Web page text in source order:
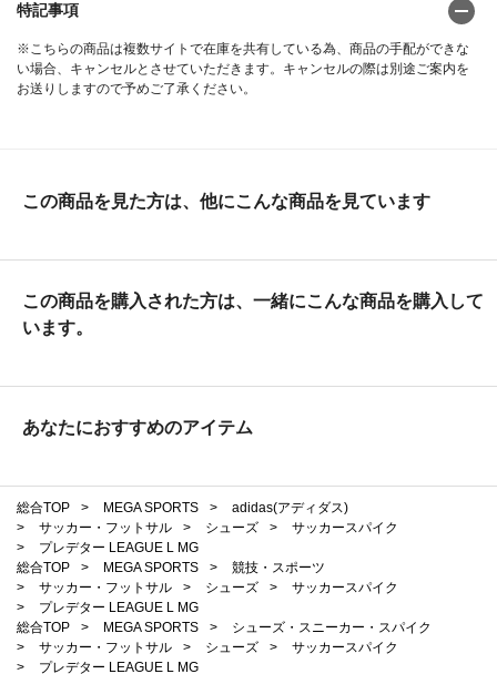
特記事項
※こちらの商品は複数サイトで在庫を共有している為、商品の手配ができな
い場合、キャンセルとさせていただきます。キャンセルの際は別途ご案内を
お送りしますので予めご了承ください。
この商品を見た方は、他にこんな商品を見ています
この商品を購入された方は、一緒にこんな商品を購入して
います。
あなたにおすすめのアイテム
総合TOP > MEGA SPORTS >
adidas(アディダス)
>
サッカー・フットサル > シューズ >
サッカースパイク
>
プレデター LEAGUE L MG
総合TOP
> MEGA SPORTS >
競技・スポーツ
>
サッカー・フットサル > シューズ >
サッカースパイク
>
プレデター LEAGUE L MG
総合TOP
> MEGA SPORTS >
シューズ・スニーカー・スパイク
>
サッカー・フットサル > シューズ >
サッカースパイク
>
プレデター LEAGUE L MG